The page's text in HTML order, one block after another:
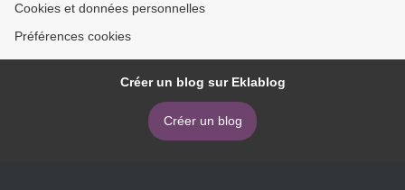
Cookies et données personnelles
Préférences cookies
Créer un blog sur Eklablog
Créer un blog